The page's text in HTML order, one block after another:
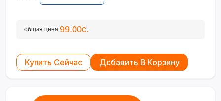
общая цена:99.00с.
Купить Сейчас Добавить В Корзину